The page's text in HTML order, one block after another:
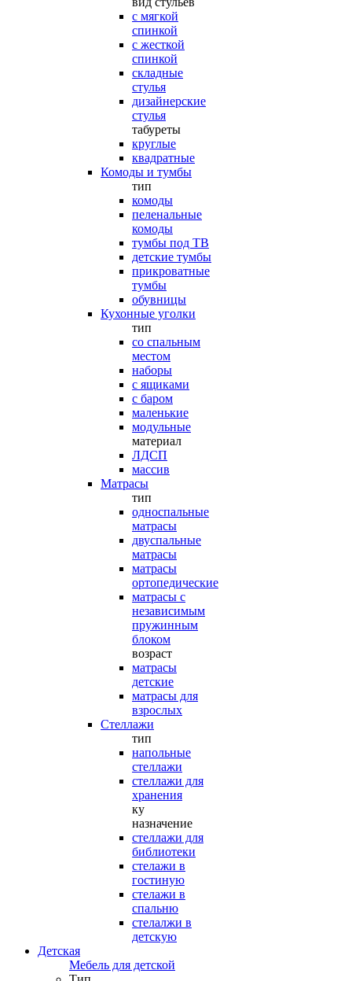
с мягкой
спинкой
с жесткой
спинкой
складные
стулья
дизайнерские
стулья
табуреты
круглые
квадратные
Комоды и тумбы
тип
комоды
пеленальные
комоды
тумбы под ТВ
детские тумбы
прикроватные
тумбы
обувницы
Кухонные уголки
тип
со спальным
местом
наборы
с ящиками
с баром
маленькие
модульные
материал
ЛДСП
массив
Матрасы
тип
односпальные
матрасы
двуспальные
матрасы
матрасы
ортопедические
матрасы с
независимым
пружинным
блоком
возраст
матрасы
детские
матрасы для
взрослых
Стеллажи
тип
напольные
стеллажи
стеллажи для
хранения
ку
назначение
стеллажи для
библиотеки
стелажи в
гостиную
стелажи в
спальню
стелалжи в
детскую
Детская
Мебель для детской